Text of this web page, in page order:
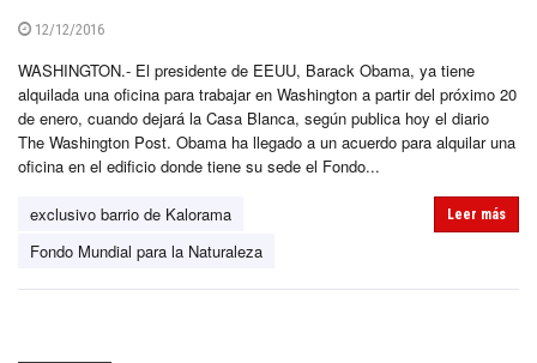
12/12/2016
WASHINGTON.- El presidente de EEUU, Barack Obama, ya tiene
alquilada una oficina para trabajar en Washington a partir del próximo 20
de enero, cuando dejará la Casa Blanca, según publica hoy el diario
The Washington Post. Obama ha llegado a un acuerdo para alquilar una
oficina en el edificio donde tiene su sede el Fondo...
exclusivo barrio de Kalorama
Fondo Mundial para la Naturaleza
Leer más